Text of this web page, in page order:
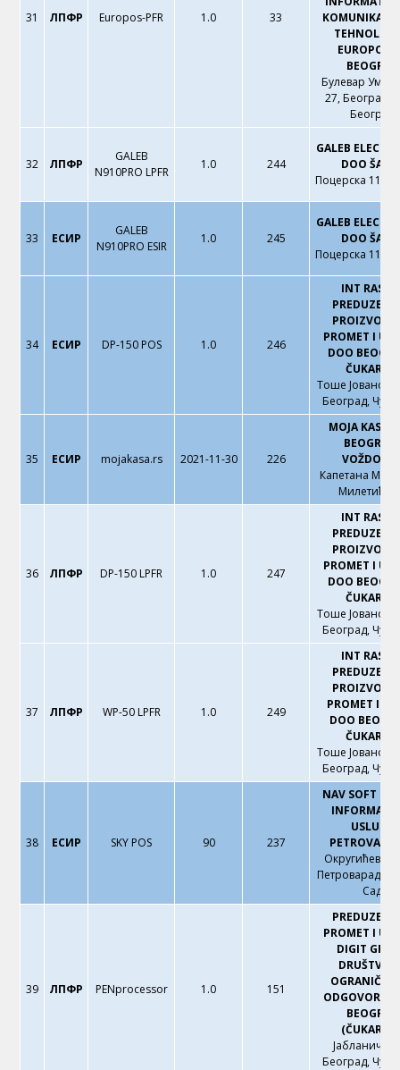
31 ЛПФР Europos-PFR 1.0 33
EUROPOS
BEOGRAD
Булевар
27, Београд,
Београд
32 ЛПФР
GALEB
N910PRO LPFR
1.0 244
GALEB
DOO
Поцерска 111,
33 ЕСИР
GALEB
N910PRO ESIR
1.0 245
GALEB
DOO
Поцерска 111,
34 ЕСИР DP-150 POS 1.0 246
INT
PREDUZEĆE
PROMET I
DOO
ČUKARICA
Тоше
Београд,
35 ЕСИР mojakasa.rs 2021-11-30 226
MOJA KASA
Капетана
Милетића
36 ЛПФР DP-150 LPFR 1.0 247
INT
PREDUZEĆE
PROMET I
DOO
ČUKARICA
Тоше
Београд,
37 ЛПФР WP-50 LPFR 1.0 249
INT
PREDUZEĆE
PROMET I
DOO
ČUKARICA
Тоше
Београд,
38 ЕСИР SKY POS 90 237
NAV SOFT
USLUGE
Округићева
Сад
39 ЛПФР PENprocessor 1.0 151
PREDUZEĆE
PROMET I
DIGIT
DRUŠTVO
BEOGRAD
Јабланичка
Београд,